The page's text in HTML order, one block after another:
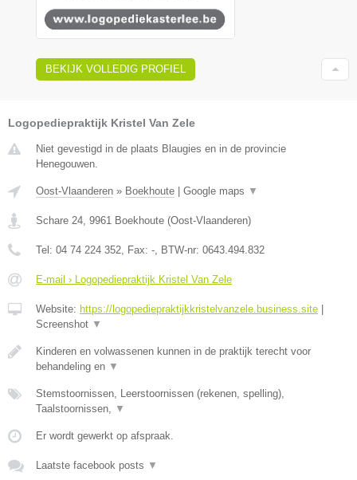
BEKIJK VOLLEDIG PROFIEL
Logopediepraktijk Kristel Van Zele
Niet gevestigd in de plaats Blaugies en in de provincie
Henegouwen.
Oost-Vlaanderen » Boekhoute Google maps ▼
Schare 24 9961 Boekhoute (Oost-Vlaanderen)
Tel: 04 74 224 352 , Fax: - , BTW-nr: 0643.494.832
E-mail › Logopediepraktijk Kristel Van Zele
Website: https://logopediepraktijkkristelvanzele.business.site
Screenshot ▼
Kinderen en volwassenen kunnen in de praktijk terecht voor
behandeling en ▼
Stemstoornissen, Leerstoornissen (rekenen, spelling),
Taalstoornissen,
▼
Er wordt gewerkt op afspraak.
Laatste facebook posts ▼